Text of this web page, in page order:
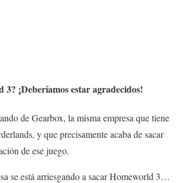
3? ¡Deberíamos estar agradecidos!
de Gearbox, la misma empresa que tiene
y que precisamente acaba de sacar
de ese juego.
se está arriesgando a sacar Homeworld 3…